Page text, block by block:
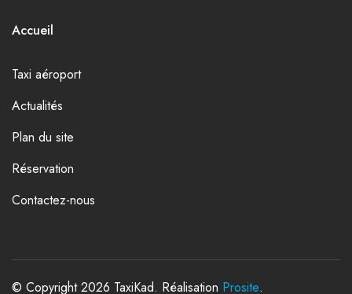
Accueil
Taxi aéroport
Actualités
Plan du site
Réservation
Contactez-nous
© Copyright 2026 TaxiKad. Réalisation Prosite.